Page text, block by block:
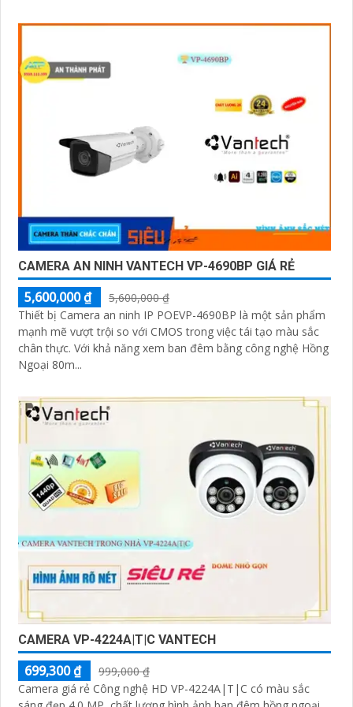
CAMERA AN NINH VANTECH VP-4690BP GIÁ RẺ
5,600,000 ₫
5,600,000 ₫
Thiết bị Camera an ninh IP POEVP-4690BP là một sản phẩm
mạnh mẽ vượt trội so với CMOS trong việc tái tạo màu sắc
chân thực. Với khả năng xem ban đêm bằng công nghệ Hồng
Ngoại 80m...
CAMERA VP-4224A|T|C VANTECH
699,300 ₫
999,000 ₫
Camera giá rẻ Công nghệ HD VP-4224A|T|C có màu sắc